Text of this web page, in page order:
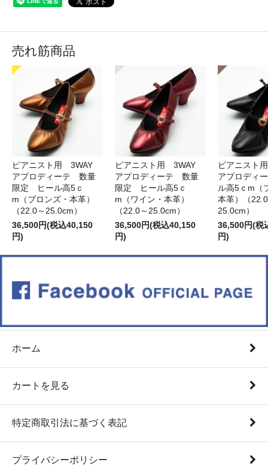
売れ筋商品
ピアニスト用 3WAY
アプロディーテ 数量
限定 ヒール高5ｃ
m（ブロンズ・本革）
（22.0～25.0cm）
36,500円(税込40,150
円)
ピアニスト用 3WAY
アプロディーテ 数量
限定 ヒール高5ｃ
m（ワイン・本革）
（22.0～25.0cm）
36,500円(税込40,150
円)
ピアニスト
アプロディ
ル高5ｃm（
本革）（
25.0cm）
36,500円(税
円)
ホーム
カートを見る
特定商取引法に基づく表記
プライバシーポリシー